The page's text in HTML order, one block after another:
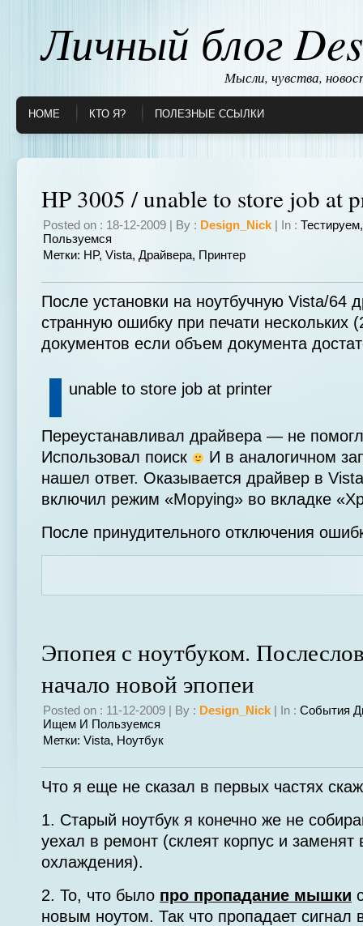
Личный блог
Мысли, чувства,
HOME КТО Я? ПОЛЕЗНЫЕ ССЫЛКИ
HP 3005 / unable to store job at
Posted on : 18-12-2009 | By : Design_Nick | In :
Пользуемся
Метки: HP, Vista, Драйвера, Принтер
После установки на ноутбучную Vista/64
странную ошибку при печати нескольких
документов если объем документа
unable to store job at printer
Переустанавливал драйвера — не
Использовал поиск
И в аналогичном
нашел ответ. Оказывается драйвер в
включил режим «Mopying» во вкладке
После принудительного отключения
Эпопея с ноутбуком.
начало новой эпопеи
Posted on : 11-12-2009 | By : Design_Nick | In : События
Ищем И Пользуемся
Метки: Vista, Ноутбук
Что я еще не сказал в первых частях
1. Старый ноутбук я конечно же не
уехал в ремонт (склеят корпус и заменят
охлаждения).
2. То, что было про пропадание мышки
новым ноутом. Так что пропадает сигнал